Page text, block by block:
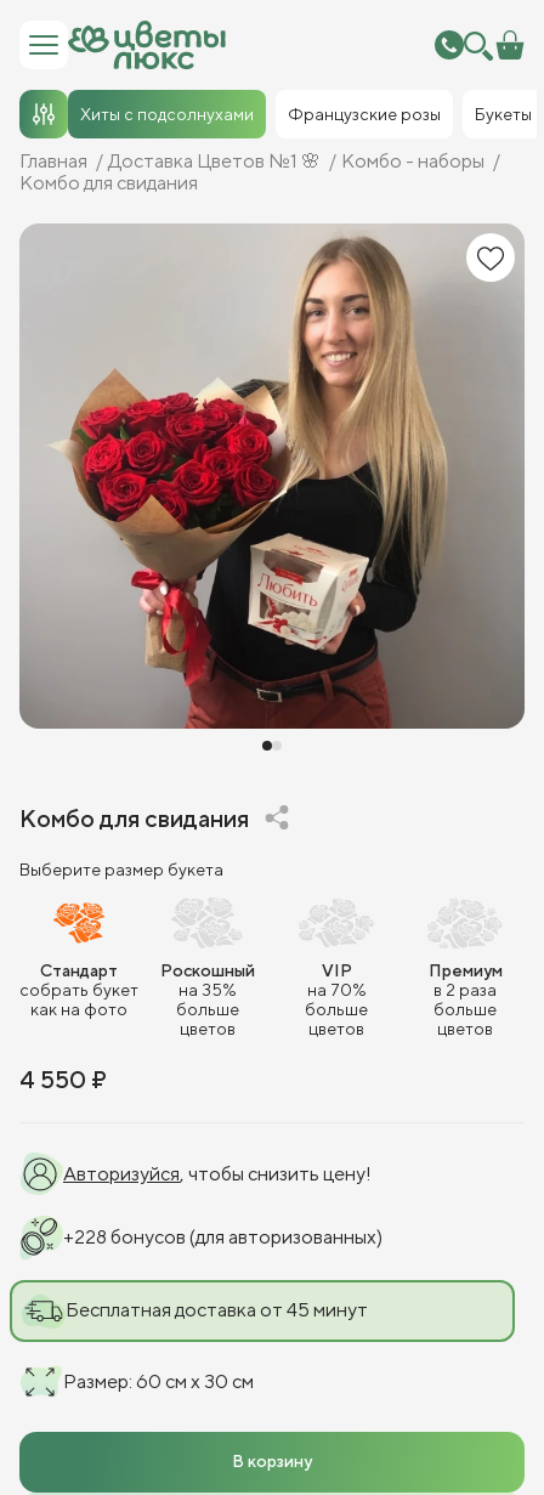
Хиты с подсолнухами Французские розы Букеты
Главная Доставка Цветов №1 🌸
Комбо - наборы
Комбо для свидания
Комбо для свидания
Выберите размер букета
Стандарт
собрать букет
как на фото
Роскошный
на 35%
больше
цветов
VIP
на 70%
больше
цветов
Премиум
в 2 раза
больше
цветов
4 550 ₽
Авторизуйся, чтобы снизить цену!
+228 бонусов (для авторизованных)
Бесплатная доставка от 45 минут
Размер: 60 см x 30 см
В корзину